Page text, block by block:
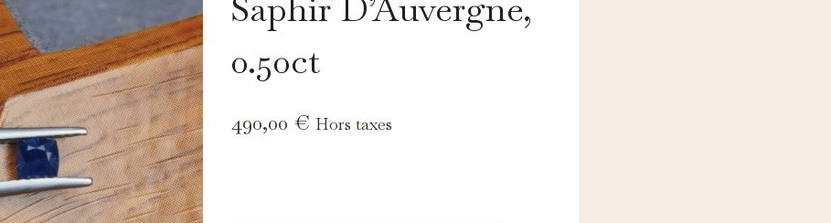
0.50ct
490,00 € Hors taxes